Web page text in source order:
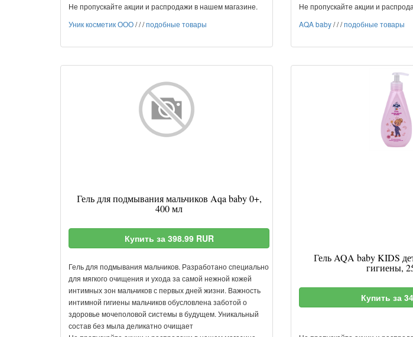
Не пропускайте акции и распродажи в нашем магазине.
Уник косметик ООО///подобные товары
Не пропускайте акции и
AQA baby///подобные товары
Гель для подмывания мальчиков Aqa baby 0+,
400 мл
Купить за 398.99 RUR
Гель для подмывания мальчиков. Разработано специально
для мягкого очищения и ухода за самой нежной кожей
интимных зон мальчиков с первых дней жизни. Важность
интимной гигиены мальчиков обусловлена заботой о
здоровье мочеполовой системы в будущем. Уникальный
состав без мыла деликатно очищает
Гель AQA baby KIDS
гигиены,
Купить за